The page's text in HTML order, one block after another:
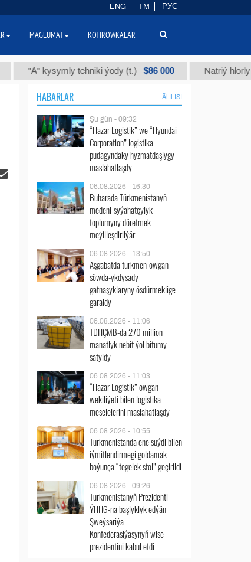
kysymly tehniki ýody (t.) $86 000 Natriý hlorly (nahar
HABARLAR ÄHLISI
Şu gün - 09:32
“Hazar Logistik” we “Hyundai
Corporation” logistika
pudagyndaky hyzmatdaşlygy
maslahatlaşdy
06.08.2026 - 16:30
Buharada Türkmenistanyň
medeni-syýahatçylyk
toplumyny döretmek
meýilleşdirilýär
06.08.2026 - 13:50
Aşgabatda türkmen-owgan
söwda-ykdysady
gatnaşyklaryny ösdürmeklige
garaldy
06.08.2026 - 11:06
TDHÇMB-da 270 million
manatlyk nebit ýol bitumy
satyldy
06.08.2026 - 11:03
“Hazar Logistik” owgan
wekiliýeti bilen logistika
meselelerini maslahatlaşdy
06.08.2026 - 10:55
Türkmenistanda ene süýdi bilen
iýmitlendirmegi goldamak
boýunça “tegelek stol” geçirildi
06.08.2026 - 09:26
Türkmenistanyň Prezidenti
ÝHHG-na başlyklyk edýän
Şweýsariýa
Konfederasiýasynyň wise-
prezidentini kabul etdi
ENG TM РУС
MAGLUMAT KOTIROWKALAR